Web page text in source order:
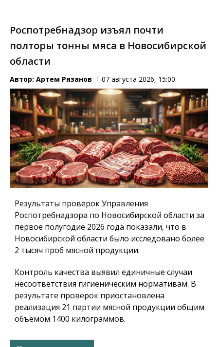
Роспотребнадзор изъял почти
полторы тонны мяса в Новосибирской
области
Автор: Артем Рязанов 07 августа 2026, 15:00
Результаты проверок Управления
Роспотребнадзора по Новосибирской области за
первое полугодие 2026 года показали, что в
Новосибирской области было исследовано более
2 тысяч проб мясной продукции.
Контроль качества выявил единичные случаи
несоответствия гигиеническим нормативам. В
результате проверок приостановлена
реализация 21 партии мясной продукции общим
объёмом 1400 килограммов.